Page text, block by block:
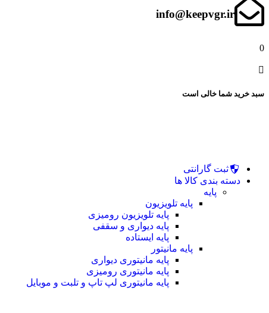
info@keepvgr.ir
0
سبد خرید شما خالی است
ثبت گارانتی
دسته بندی کالا ها
پایه
پایه تلویزیون
پایه تلویزیون رومیزی
پایه دیواری و سقفی
پایه ایستاده
پایه مانیتور
پایه مانیتوری دیواری
پایه مانیتوری رومیزی
پایه مانیتوری لپ تاپ و تلبت و موبایل